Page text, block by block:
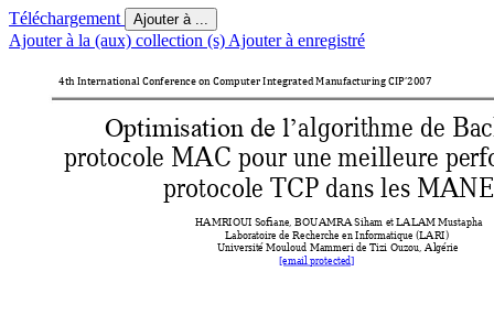
Téléchargement Ajouter à ...
Ajouter à la (aux) collection (s) Ajouter à enregistré
4th International Conference on Computer Integrated Manufacturing CIP’2007
Optimisation de l’algorithme de
protocole MAC pour une meilleure
protocole TCP dans les
HAMRIOUI Sofiane, BOUAMRA Siham et LALAM Mustapha
Laboratoire de Recherche en Informatique (LARI)
Université Mouloud Mammeri de Tizi Ouzou, Algérie
[email protected]